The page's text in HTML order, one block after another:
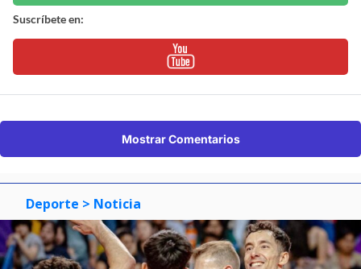
Suscríbete en:
Mostrar Comentarios
Deporte > Noticia